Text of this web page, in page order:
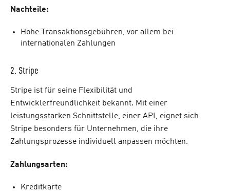
Nachteile:
Hohe Transaktionsgebühren, vor allem bei
internationalen Zahlungen
2. Stripe
Stripe ist für seine Flexibilität und
Entwicklerfreundlichkeit bekannt. Mit einer
leistungsstarken Schnittstelle, einer API, eignet sich
Stripe besonders für Unternehmen, die ihre
Zahlungsprozesse individuell anpassen möchten.
Zahlungsarten:
Kreditkarte